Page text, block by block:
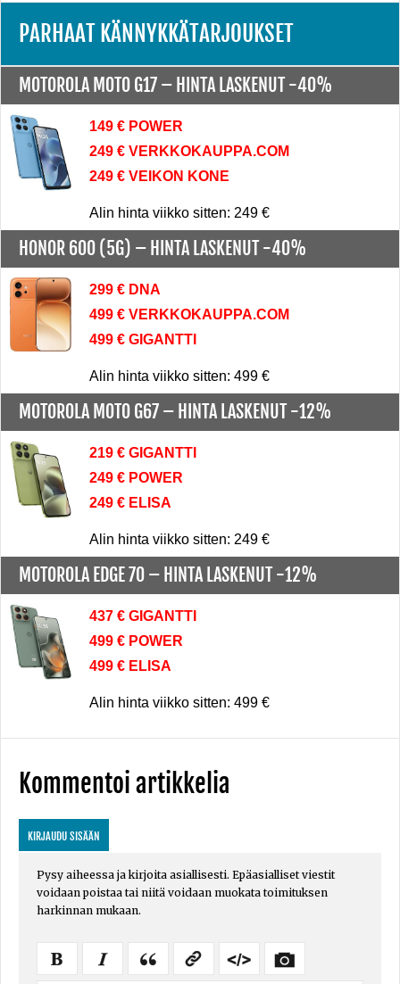
PARHAAT KÄNNYKKÄTARJOUKSET
MOTOROLA MOTO G17 – HINTA LASKENUT -40%
149 € POWER
249 € VERKKOKAUPPA.COM
249 € VEIKON KONE
Alin hinta viikko sitten: 249 €
HONOR 600 (5G) – HINTA LASKENUT -40%
299 € DNA
499 € VERKKOKAUPPA.COM
499 € GIGANTTI
Alin hinta viikko sitten: 499 €
MOTOROLA MOTO G67 – HINTA LASKENUT -12%
219 € GIGANTTI
249 € POWER
249 € ELISA
Alin hinta viikko sitten: 249 €
MOTOROLA EDGE 70 – HINTA LASKENUT -12%
437 € GIGANTTI
499 € POWER
499 € ELISA
Alin hinta viikko sitten: 499 €
Kommentoi artikkelia
KIRJAUDU SISÄÄN
Pysy aiheessa ja kirjoita asiallisesti. Epäasialliset viestit
voidaan poistaa tai niitä voidaan muokata toimituksen
harkinnan mukaan.